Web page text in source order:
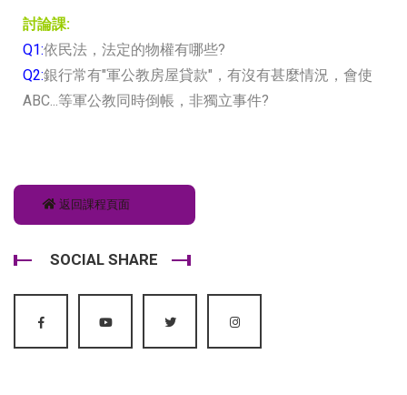
討論課:
Q1:依民法，法定的物權有哪些?
Q2:銀行常有"軍公教房屋貸款"，有沒有甚麼情況，會使
ABC...等軍公教同時倒帳，非獨立事件?
返回課程頁面
SOCIAL SHARE